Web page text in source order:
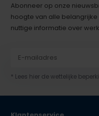
Abonneer op onze
hoogte van alle
nuttige informatie over
* Lees hier de wettelijke